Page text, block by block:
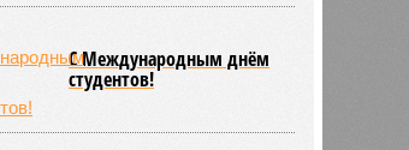
С Международным днём
студентов!